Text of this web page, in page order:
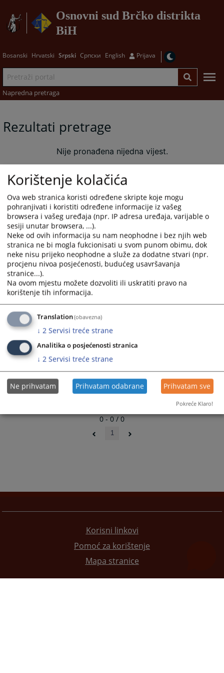
Osnovni sud Brčko distrikta
BiH
Bosanski Hrvatski Srpski Српски English Prijava
Napredna pretraga
Rezultati pretrage
Nije pronađena nijedna vijest.
0 - 0 / 0
1
Korisni linkovi
Pomoć za korištenje
Mapa stranice
Korištenje kolačića
Ova web stranica koristi određene skripte koje mogu
pohranjivati i koristiti određene informacije iz vašeg
browsera i vašeg uređaja (npr. IP adresa uređaja, varijable o
sesiji unutar browsera, ...).
Neke od ovih informacija su nam neophodne i bez njih web
stranica ne bi mogla fukcionisati u svom punom obimu, dok
neke nisu prijeko neophodne a služe za dodatne stvari (npr.
procjenu nivoa posjećenosti, budućeg usavršavanja
stranice...).
Na ovom mjestu možete dozvoliti ili uskratiti pravo na
korištenje tih informacija.
Translation(obavezna)
↓ 2 Servisi treće strane
Analitika o posjećenosti stranica
↓ 2 Servisi treće strane
Ne prihvatam Prihvatam odabrane Prihvatam sve
Pokreće Klaro!